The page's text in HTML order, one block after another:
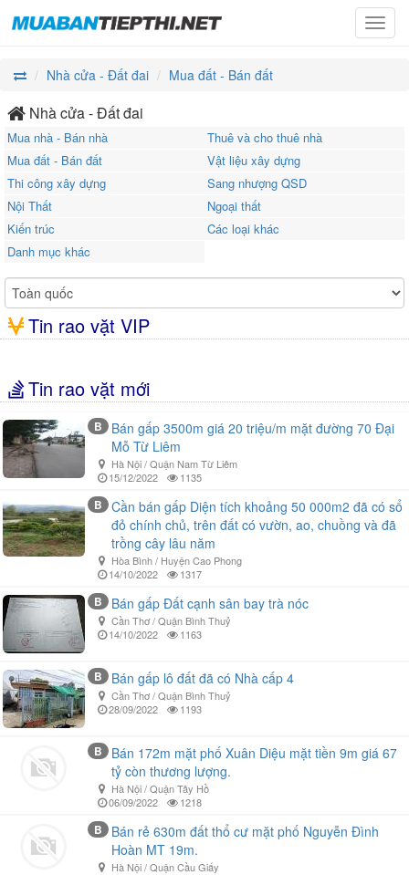
Nhà cửa - Đất đai
Mua đất - Bán đất
Nhà cửa - Đất đai
Mua nhà - Bán nhà
Thuê và cho thuê nhà
Mua đất - Bán đất
Vật liệu xây dựng
Thi công xây dựng
Sang nhượng QSD
Nội Thất
Ngoại thất
Kiến trúc
Các loại khác
Danh mục khác
Tin rao vặt VIP
Tin rao vặt mới
B
Bán gấp 3500m giá 20 triệu/m mặt đường 70 Đại
Mỗ Từ Liêm
Hà Nội / Quận Nam Từ Liêm
15/12/2022
1135
B
Cần bán gấp Diện tích khoảng 50 000m2 đã có sổ
đỏ chính chủ, trên đất có vườn, ao, chuồng và đã
trồng cây lâu năm
Hòa Bình / Huyện Cao Phong
14/10/2022
1317
B Bán gấp Đất cạnh sân bay trà nóc
Cần Thơ / Quận Bình Thuỷ
14/10/2022
1163
B Bán gấp lô đất đã có Nhà cấp 4
Cần Thơ / Quận Bình Thuỷ
28/09/2022
1193
B
Bán 172m mặt phố Xuân Diệu mặt tiền 9m giá 67
tỷ còn thương lượng.
Hà Nội / Quận Tây Hồ
06/09/2022
1218
B
Bán rẻ 630m đất thổ cư mặt phố Nguyễn Đình
Hoàn MT 19m.
Hà Nội / Quận Cầu Giấy